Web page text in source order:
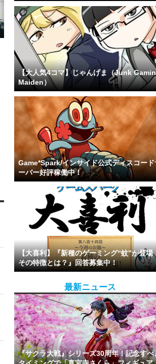
【大人気4コマ】じゃんげま（Junk
Maiden）
Game*Spark/インサイド公式ディスコード
ーバー好評稼働中！
【大喜利】『新種のゲーミング“蚊”が登場
その特徴とは？』回答募集中！
最新ニュース
『サクラ大戦』シリーズ30周年！記念すべ